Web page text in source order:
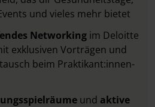
und vieles mehr bietet
Networking im Deloitte
exklusiven Vorträgen und
beim Praktikant:innen-
und aktive